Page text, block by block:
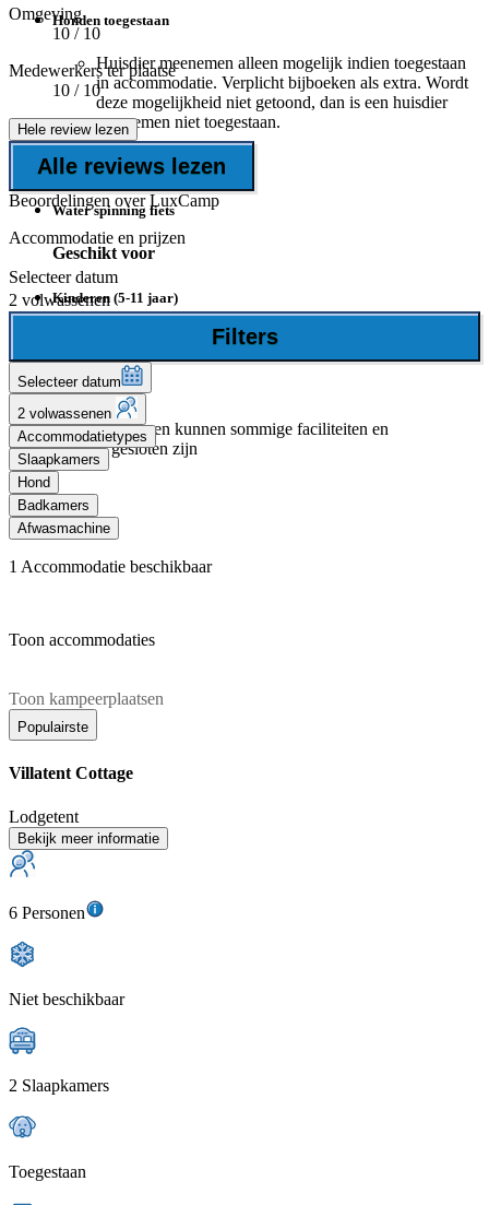
Honden toegestaan
Huisdier meenemen alleen mogelijk indien toegestaan
in accommodatie. Verplicht bijboeken als extra. Wordt
deze mogelijkheid niet getoond, dan is een huisdier
meenemen niet toegestaan.
Watersport
Water spinning fiets
Geschikt voor
Kinderen (5-11 jaar)
4 Sterren
Buiten het hoogseizoen kunnen sommige faciliteiten en
voorzieningen gesloten zijn
Omgeving
10 / 10
Medewerkers ter plaatse
10 / 10
Hele review lezen
Alle reviews lezen
Beoordelingen over LuxCamp
Accommodatie en prijzen
Selecteer datum
2 volwassenen
Filters
Selecteer datum
2 volwassenen
Accommodatietypes
Slaapkamers
Hond
Badkamers
Afwasmachine
1 Accommodatie beschikbaar
Toon accommodaties
Toon kampeerplaatsen
Populairste
Villatent Cottage
Lodgetent
Bekijk meer informatie
6 Personen
Niet beschikbaar
2 Slaapkamers
Toegestaan